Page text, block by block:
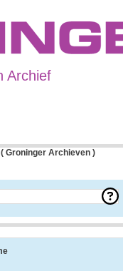
Archief
Groninger Archieven )
een bepaald archief.